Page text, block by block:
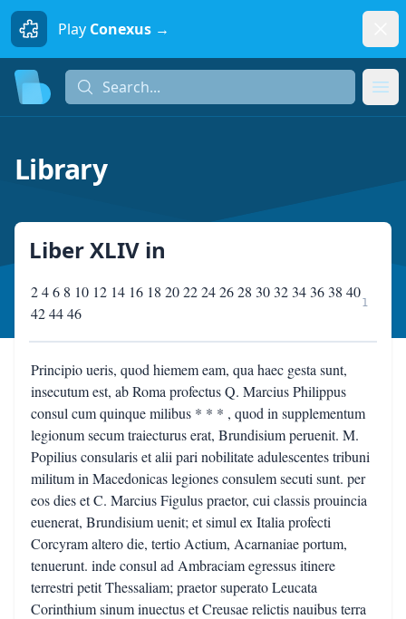
Play Conexus →
Search...
Library
Liber XLIV in
2 4 6 8 10 12 14 16 18 20 22 24 26 28 30 32 34 36 38 40
42 44 46
1
Principio ueris, quod hiemem eam, qua haec gesta sunt,
insecutum est, ab Roma profectus Q. Marcius Philippus
consul cum quinque milibus * * * , quod in supplementum
legionum secum traiecturus erat, Brundisium peruenit. M.
Popilius consularis et alii pari nobilitate adulescentes tribuni
militum in Macedonicas legiones consulem secuti sunt. per
eos dies et C. Marcius Figulus praetor, cui classis prouincia
euenerat, Brundisium uenit; et simul ex Italia profecti
Corcyram altero die, tertio Actium, Acarnaniae portum,
tenuerunt. inde consul ad Ambraciam egressus itinere
terrestri petit Thessaliam; praetor superato Leucata
Corinthium sinum inuectus et Creusae relictis nauibus terra